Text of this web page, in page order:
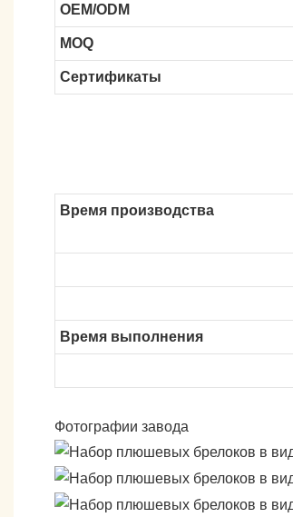
OEM/ODM
MOQ
Сертификаты
Время производства
Время выполнения
Фотографии завода